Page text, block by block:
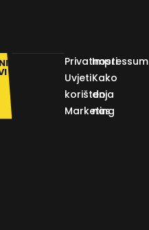
Privatnosti
Uvjeti
korištenja
Marketing
Impressum
Kako
do
nas